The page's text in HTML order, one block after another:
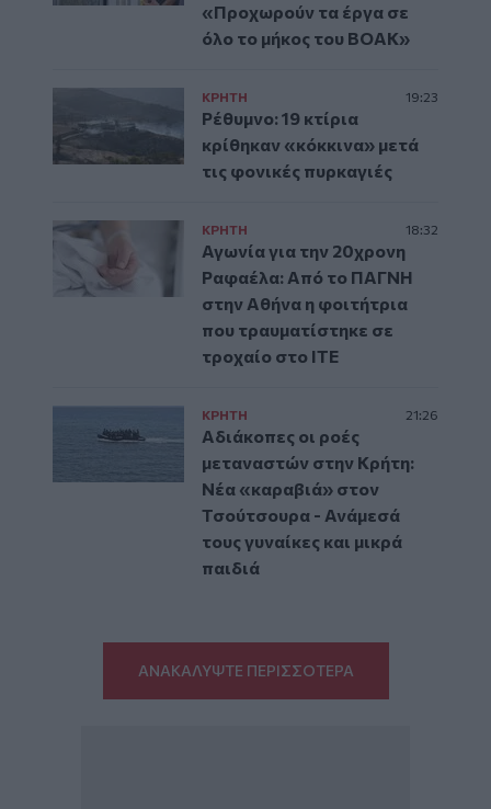
«Προχωρούν τα έργα σε
όλο το μήκος του ΒΟΑΚ»
ΚΡΗΤΗ 19:23
Ρέθυμνο: 19 κτίρια
κρίθηκαν «κόκκινα» μετά
τις φονικές πυρκαγιές
ΚΡΗΤΗ 18:32
Αγωνία για την 20χρονη
Ραφαέλα: Από το ΠΑΓΝΗ
στην Αθήνα η φοιτήτρια
που τραυματίστηκε σε
τροχαίο στο ΙΤΕ
ΚΡΗΤΗ 21:26
Αδιάκοπες οι ροές
μεταναστών στην Κρήτη:
Νέα «καραβιά» στον
Τσούτσουρα - Ανάμεσά
τους γυναίκες και μικρά
παιδιά
ΑΝΑΚΑΛΥΨΤΕ ΠΕΡΙΣΣΟΤΕΡΑ